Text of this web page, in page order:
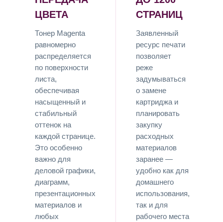
ЦВЕТА
Тонер Magenta
равномерно
распределяется
по поверхности
листа,
обеспечивая
насыщенный и
стабильный
оттенок на
каждой странице.
Это особенно
важно для
деловой графики,
диаграмм,
презентационных
материалов и
любых
СТРАНИЦ
Заявленный
ресурс печати
позволяет
реже
задумываться
о замене
картриджа и
планировать
закупку
расходных
материалов
заранее —
удобно как для
домашнего
использования,
так и для
рабочего места